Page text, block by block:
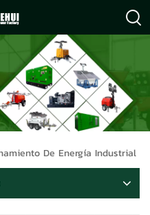
De Energía Industrial